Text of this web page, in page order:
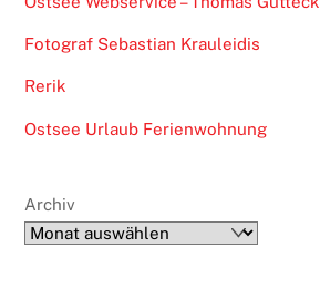
Fotograf Sebastian Krauleidis
Rerik
Ostsee Urlaub Ferienwohnung
Archiv